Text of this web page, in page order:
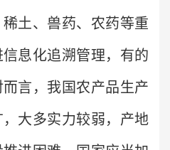
土、兽药、农药等重
息化追溯管理，有的
言，我国农产品生产
大多实力较弱，产地